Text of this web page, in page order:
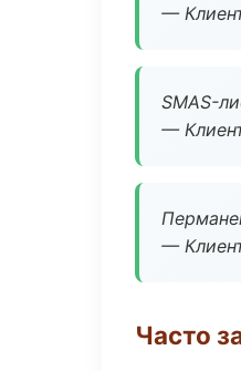
—
SMAS-
—
—
Часто